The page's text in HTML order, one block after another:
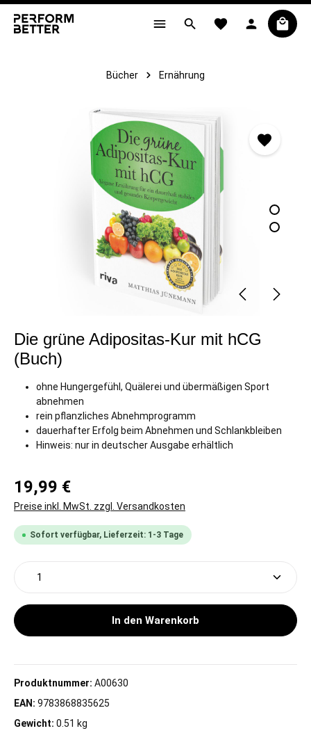
springen
Bücher Ernährung
Bildergalerie überspringen
Die grüne Adipositas-Kur mit hCG
(Buch)
ohne Hungergefühl, Quälerei und übermäßigen Sport
abnehmen
rein pflanzliches Abnehmprogramm
dauerhafter Erfolg beim Abnehmen und Schlankbleiben
Hinweis: nur in deutscher Ausgabe erhältlich
19,99 €
Preise inkl. MwSt. zzgl. Versandkosten
Sofort verfügbar, Lieferzeit: 1-3 Tage
Produkt Anzahl: Gib den gewünschten Wert ein
In den Warenkorb
Produktnummer: A00630
EAN: 9783868835625
Gewicht: 0.51 kg